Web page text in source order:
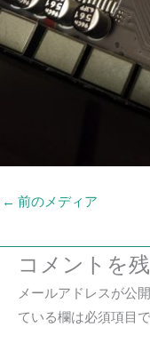
← 前のメディア
コメントを
メールアドレスが公
ている欄は必須項目